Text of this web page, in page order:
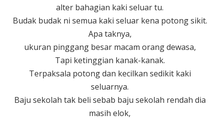
alter bahagian kaki seluar tu.
Budak budak ni semua kaki seluar kena potong sikit.
Apa taknya,
ukuran pinggang besar macam orang dewasa,
Tapi ketinggian kanak-kanak.
Terpaksala potong dan kecilkan sedikit kaki
seluarnya.
Baju sekolah tak beli sebab baju sekolah rendah dia
masih elok,